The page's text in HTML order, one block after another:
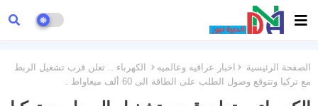
الصفحة الرئيسية اخبار عراقيه وعالميه
الكهرباء .. تعلن قرب تشغيل الربط
مع تركيا وتتوقع وصول الطلب على الطاقة الى 60 ألف ميغاواط .